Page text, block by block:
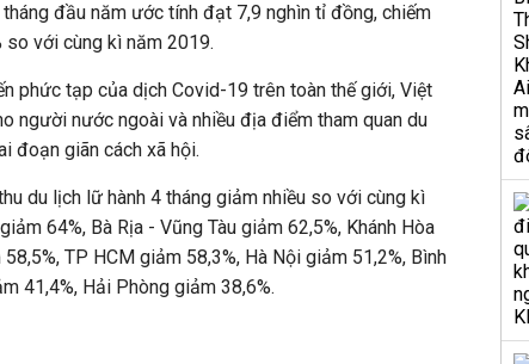
đầu năm ước tính đạt 7,9 nghìn tỉ đồng, chiếm
so với cùng kì năm 2019.
phức tạp của dịch Covid-19 trên toàn thế giới, Việt
người nước ngoài và nhiều địa điểm tham quan du
đoạn giãn cách xã hội.
du lịch lữ hành 4 tháng giảm nhiều so với cùng kì
64%, Bà Rịa - Vũng Tàu giảm 62,5%, Khánh Hòa
TP HCM giảm 58,3%, Hà Nội giảm 51,2%, Bình
41,4%, Hải Phòng giảm 38,6%.